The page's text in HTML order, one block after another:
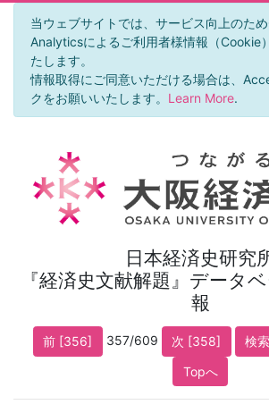
当ウェブサイトでは、サービス向上のた
Analyticsによるご利用者様情報（Cookie
たします。
情報取得にご同意いただける場合は、
クをお願いいたします。 Learn More.
日本経済史研究
『経済史文献解題』データ
報
前 [356] 357/609 次 [358]
検
Topへ